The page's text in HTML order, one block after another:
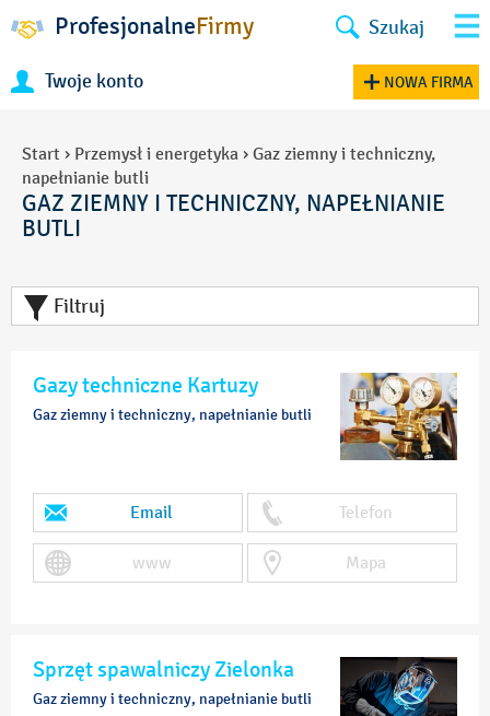
ProfesjonalneFirmy Szukaj
Twoje konto NOWA FIRMA
Start › Przemysł i energetyka › Gaz ziemny i techniczny,
napełnianie butli
GAZ ZIEMNY I TECHNICZNY, NAPEŁNIANIE
BUTLI
Filtruj
Gazy techniczne Kartuzy
Gaz ziemny i techniczny, napełnianie butli
Email Telefon
www Mapa
Sprzęt spawalniczy Zielonka
Gaz ziemny i techniczny, napełnianie butli